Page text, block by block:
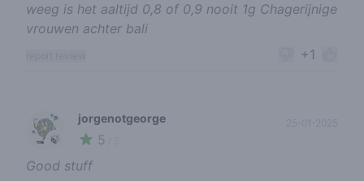
weeg is het aaltijd 0,8 of 0,9 nooit 1g Chagerijnige
vrouwen achter bali
+1
🍃
jorgenotgeorge
5
Good stuff